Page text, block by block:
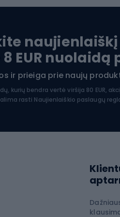
naujienlaiškį
EUR
ir prieiga prie naujų
kurių bendra vertė viršija 80 EUR,
rasti Naujienlaiškio paslaugų